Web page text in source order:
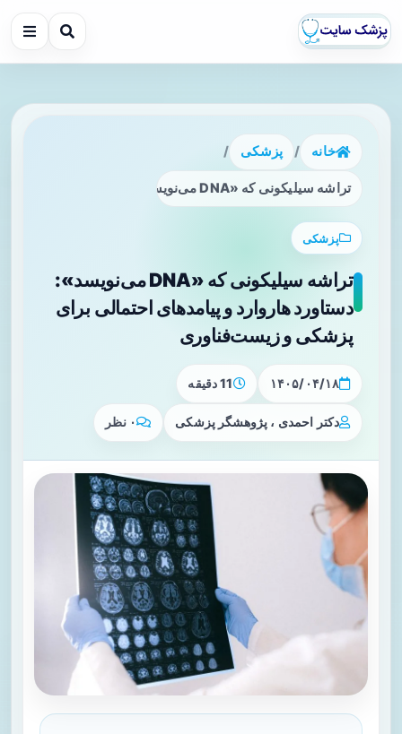
خانه / پزشکی /
تراشه سیلیکونی که «DNA می‌نویسد»: دستاورد هاروارد و پیامدهای احتمالی برای پزشکی و زیست‌فناوری
پزشکی
تراشه سیلیکونی که «DNA می‌نویسد»:
دستاورد هاروارد و پیامدهای احتمالی برای
پزشکی و زیست‌فناوری
۱۴۰۵/۰۴/۱۸ 11 دقیقه
دکتر احمدی ، پژوهشگر پزشکی ۰ نظر